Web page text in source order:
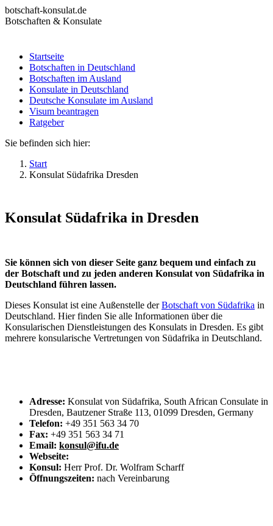
Zum
Inhalt
botschaft-konsulat.de
Botschaften & Konsulate
Startseite
Botschaften in Deutschland
Botschaften im Ausland
Konsulate in Deutschland
Deutsche Konsulate im Ausland
Visum beantragen
Ratgeber
Startseite
Botschaften in Deutschland
Botschaften im Ausland
Konsulate in Deutschland
Deutsche Konsulate im Ausland
Visum beantragen
Ratgeber
Sie befinden sich hier:
Start
Konsulat Südafrika Dresden
Konsulat Südafrika in Dresden
Sie können sich von dieser Seite ganz bequem und einfach zu
der Botschaft und zu jeden anderen Konsulat von Südafrika in
Deutschland führen lassen.
Dieses Konsulat ist eine Außenstelle derBotschaft von Südafrika in
Deutschland. Hier finden Sie alle Informationen über die
Konsularischen Dienstleistungen des Konsulats in Dresden. Es gibt
mehrere konsularische Vertretungen von Südafrika in Deutschland.
Adresse: Konsulat von Südafrika, South African Consulate in
Dresden, Bautzener Straße 113, 01099 Dresden, Germany
Telefon: +49 351 563 34 70
Fax: +49 351 563 34 71
Email: konsul@ifu.de
Webseite:
Konsul: Herr Prof. Dr. Wolfram Scharff
Öffnungszeiten: nach Vereinbarung